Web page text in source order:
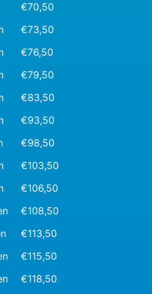
€70,50
€73,50
€76,50
€79,50
€83,50
€93,50
€98,50
€103,50
€106,50
€108,50
€113,50
€115,50
€118,50